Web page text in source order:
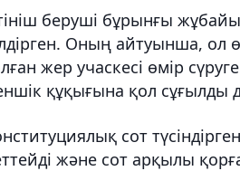
беруші бұрынғы
Оның айтуынша, ол
жер учаскесі өмір
құқығына қол сұғылды
сот
және сот арқылы